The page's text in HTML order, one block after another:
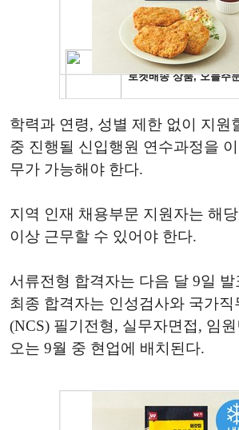
학력과 연령, 성별 제한 없이 지원
중 진행될 신입행원 연수과정을
무가 가능해야 한다.
지역 인재 채용부문 지원자는 해
이상 근무할 수 있어야 한다.
서류전형 합격자는 다음 달 9일
최종 합격자는 인성검사와 국가직
(NCS) 필기전형, 실무자면접, 임
오는 9월 중 현업에 배치된다.